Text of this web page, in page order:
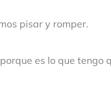
pisar y romper.
es lo que tengo